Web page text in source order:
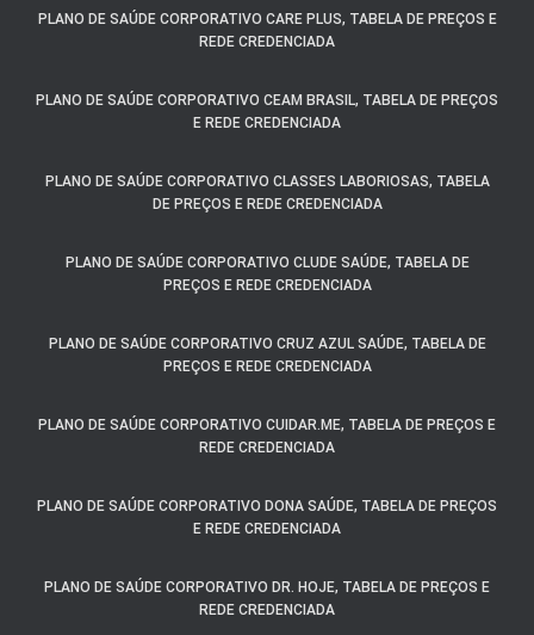
PLANO DE SAÚDE CORPORATIVO CARE PLUS, TABELA DE PREÇOS E
REDE CREDENCIADA
PLANO DE SAÚDE CORPORATIVO CEAM BRASIL, TABELA DE PREÇOS
E REDE CREDENCIADA
PLANO DE SAÚDE CORPORATIVO CLASSES LABORIOSAS, TABELA
DE PREÇOS E REDE CREDENCIADA
PLANO DE SAÚDE CORPORATIVO CLUDE SAÚDE, TABELA DE
PREÇOS E REDE CREDENCIADA
PLANO DE SAÚDE CORPORATIVO CRUZ AZUL SAÚDE, TABELA DE
PREÇOS E REDE CREDENCIADA
PLANO DE SAÚDE CORPORATIVO CUIDAR.ME, TABELA DE PREÇOS E
REDE CREDENCIADA
PLANO DE SAÚDE CORPORATIVO DONA SAÚDE, TABELA DE PREÇOS
E REDE CREDENCIADA
PLANO DE SAÚDE CORPORATIVO DR. HOJE, TABELA DE PREÇOS E
REDE CREDENCIADA